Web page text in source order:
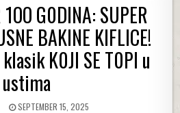
G0DINA: SUPER
BAKINE KIFLICE!
K0JI SE T0PI u
ustima
PUBLISHED DATE:
SEPTEMBER 15, 2025